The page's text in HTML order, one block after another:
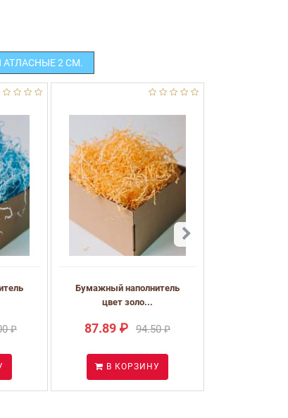
АТЛАСНЫЕ 2 СМ.
₽
Бумажный наполнитель
цвет золо...
87.89 ₽ 94.50 ₽
В КОРЗИНУ